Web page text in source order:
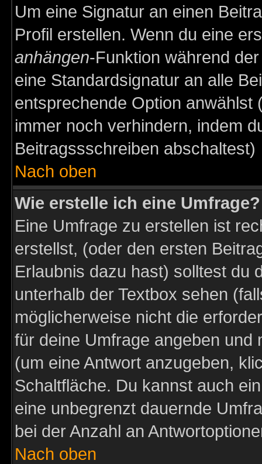
Um eine Signatur an einen
Profil erstellen. Wenn du eine
anhängen-Funktion während
eine Standardsignatur an alle
entsprechende Option anwählst
immer noch verhindern, indem
Beitragssschreiben abschaltest)
Nach oben
Wie erstelle ich eine Umfrage?
Eine Umfrage zu erstellen ist
erstellst, (oder den ersten
Erlaubnis dazu hast) solltest du
unterhalb der Textbox sehen
möglicherweise nicht die
für deine Umfrage angeben und
(um eine Antwort anzugeben,
Schaltfläche. Du kannst auch
eine unbegrenzt dauernde
bei der Anzahl an
Nach oben